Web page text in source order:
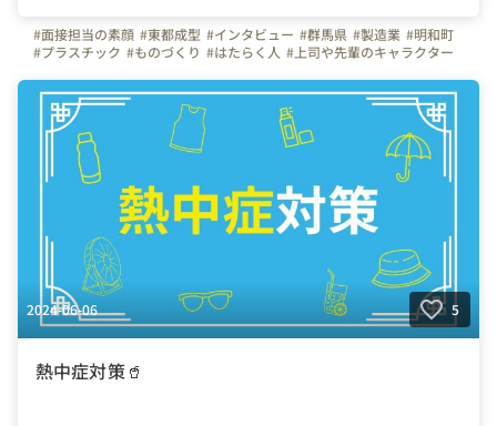
#面接担当の素顔 #東都成型 #インタビュー #群馬県 #製造業 #明和町
#プラスチック #ものづくり #はたらく人 #上司や先輩のキャラクター
2024-06-06 5
熱中症対策🥤